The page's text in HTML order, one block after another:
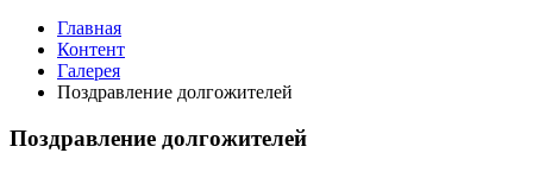
Главная
Контент
Галерея
Поздравление долгожителей
Поздравление долгожителей